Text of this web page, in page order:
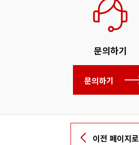
문의하기
문의하기
이전 페이지로